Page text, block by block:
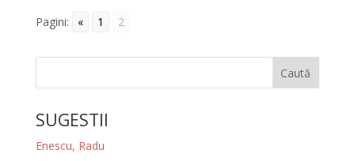
Pagini: « 1 2
Caută
SUGESTII
Enescu, Radu